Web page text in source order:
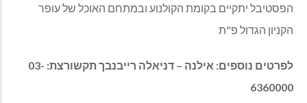
הפסטיבל יתקיים בקומת הקולנוע ובמתחם האוכל של עופר
הקניון הגדול פ"ת
לפרטים נוספים: אילנה – דניאלה רייבנבך תקשורצת: 03-
6360000